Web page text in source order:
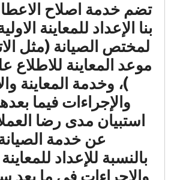
تضم خدمة اصلاح
بنا الإعداد للمعاينة
لمختص الصيانة (مثل
موعد المعاينة للاطلاع
)، وخدمة المعاينة
والإجراءات فيما
استبيان مدى رضا
عن خدمة
بالنسبة للإعداد